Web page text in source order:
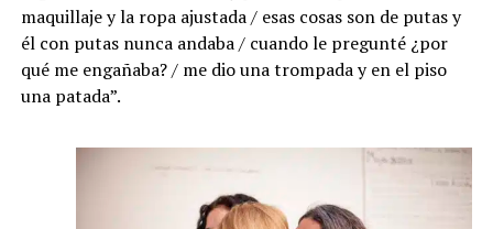
maquillaje y la ropa ajustada / esas cosas son de putas y
él con putas nunca andaba / cuando le pregunté ¿por
qué me engañaba? / me dio una trompada y en el piso
una patada”.